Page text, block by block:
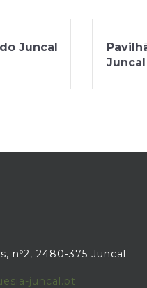
Juncal
Juncal
nº2, 2480-375 Juncal
juncal.pt